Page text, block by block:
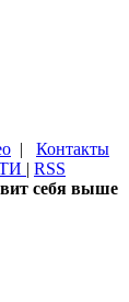
| Контакты
| RSS
себя выше